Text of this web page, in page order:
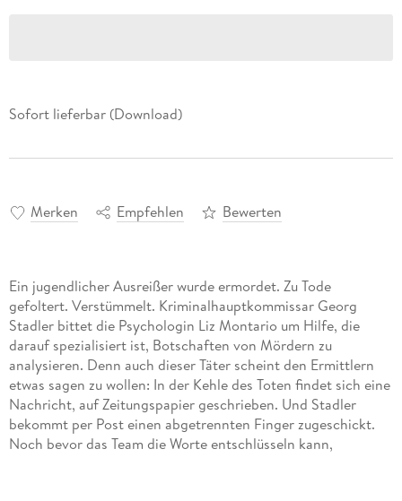
Sofort lieferbar (Download)
Merken Empfehlen Bewerten
Ein jugendlicher Ausreißer wurde ermordet. Zu Tode
gefoltert. Verstümmelt. Kriminalhauptkommissar Georg
Stadler bittet die Psychologin Liz Montario um Hilfe, die
darauf spezialisiert ist, Botschaften von Mördern zu
analysieren. Denn auch dieser Täter scheint den Ermittlern
etwas sagen zu wollen: In der Kehle des Toten findet sich eine
Nachricht, auf Zeitungspapier geschrieben. Und Stadler
bekommt per Post einen abgetrennten Finger zugeschickt.
Noch bevor das Team die Worte entschlüsseln kann,